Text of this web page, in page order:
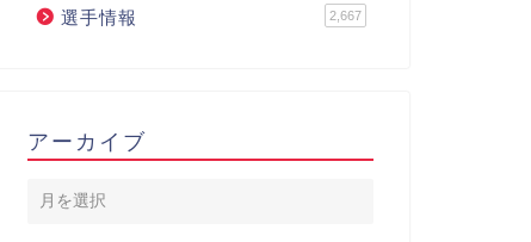
選手情報 2,667
アーカイブ